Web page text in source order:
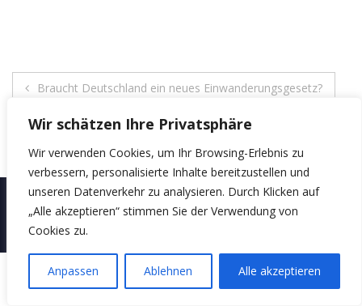
Wir schätzen Ihre Privatsphäre
Wir verwenden Cookies, um Ihr Browsing-Erlebnis zu
verbessern, personalisierte Inhalte bereitzustellen und
unseren Datenverkehr zu analysieren. Durch Klicken auf
„Alle akzeptieren“ stimmen Sie der Verwendung von
Cookies zu.
Anpassen Ablehnen Alle akzeptieren
Beitragsnavigation
Braucht Deutschland ein neues Einwanderungsgesetz?
Copyright © 2026Seyran Ateş. Alle Rechte vorbehalten. ThemeSuffice
ThemeGrill. Powered by:WordPress.